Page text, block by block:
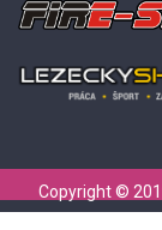
Copyright ©